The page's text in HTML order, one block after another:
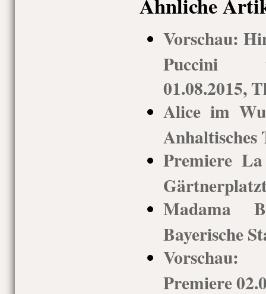
Vorschau:
Puccini
01.08.2015,
Alice im
Anhaltisches
Premiere La
Madama
Bayerische
Premiere